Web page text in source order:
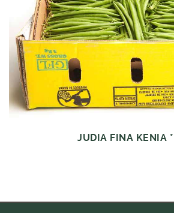
JUDIA FINA KENIA